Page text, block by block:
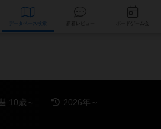
データベース
10歳～ 2026年～